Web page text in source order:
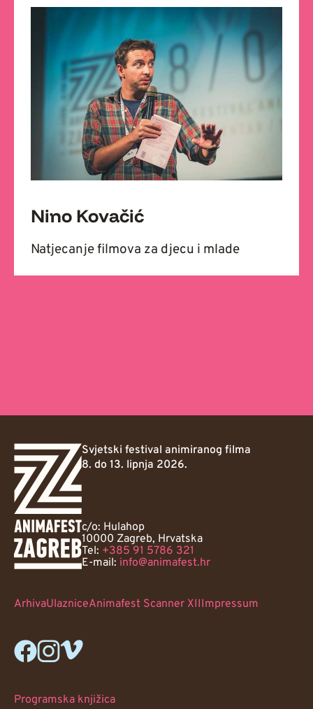
Nino Kovačić
Natjecanje filmova za djecu i mlade
Svjetski festival animiranog filma
8. do 13. lipnja 2026.
c/o: Hulahop
10000 Zagreb, Hrvatska
Tel: +385 91 5786 321
E-mail: info@animafest.hr
ArhivaUlazniceAnimafest Scanner XIIImpressum
Programska knjižica